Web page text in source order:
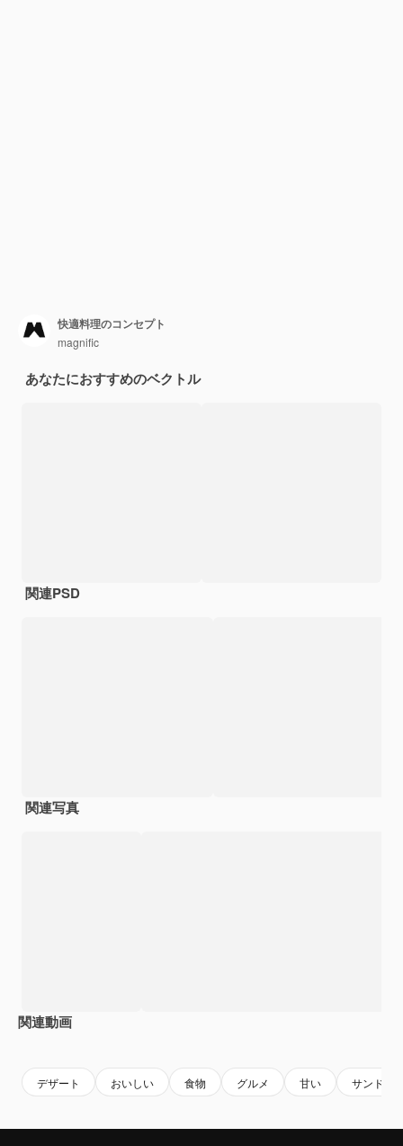
快適料理のコンセプト
magnific
あなたにおすすめのベクトル
関連PSD
関連写真
関連動画
デザート おいしい 食物 グルメ 甘い サンドイ